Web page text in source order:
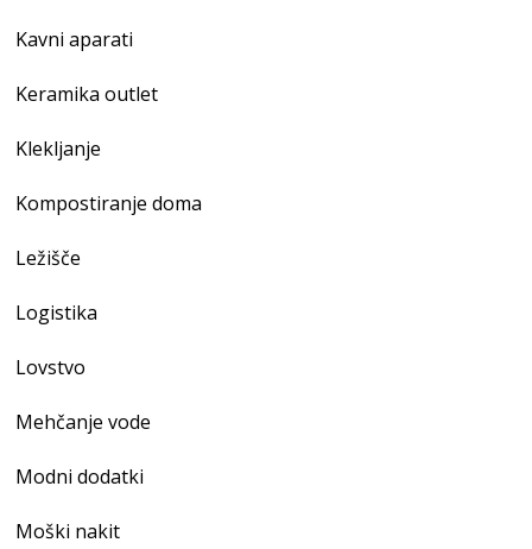
Kavni aparati
Keramika outlet
Klekljanje
Kompostiranje doma
Ležišče
Logistika
Lovstvo
Mehčanje vode
Modni dodatki
Moški nakit